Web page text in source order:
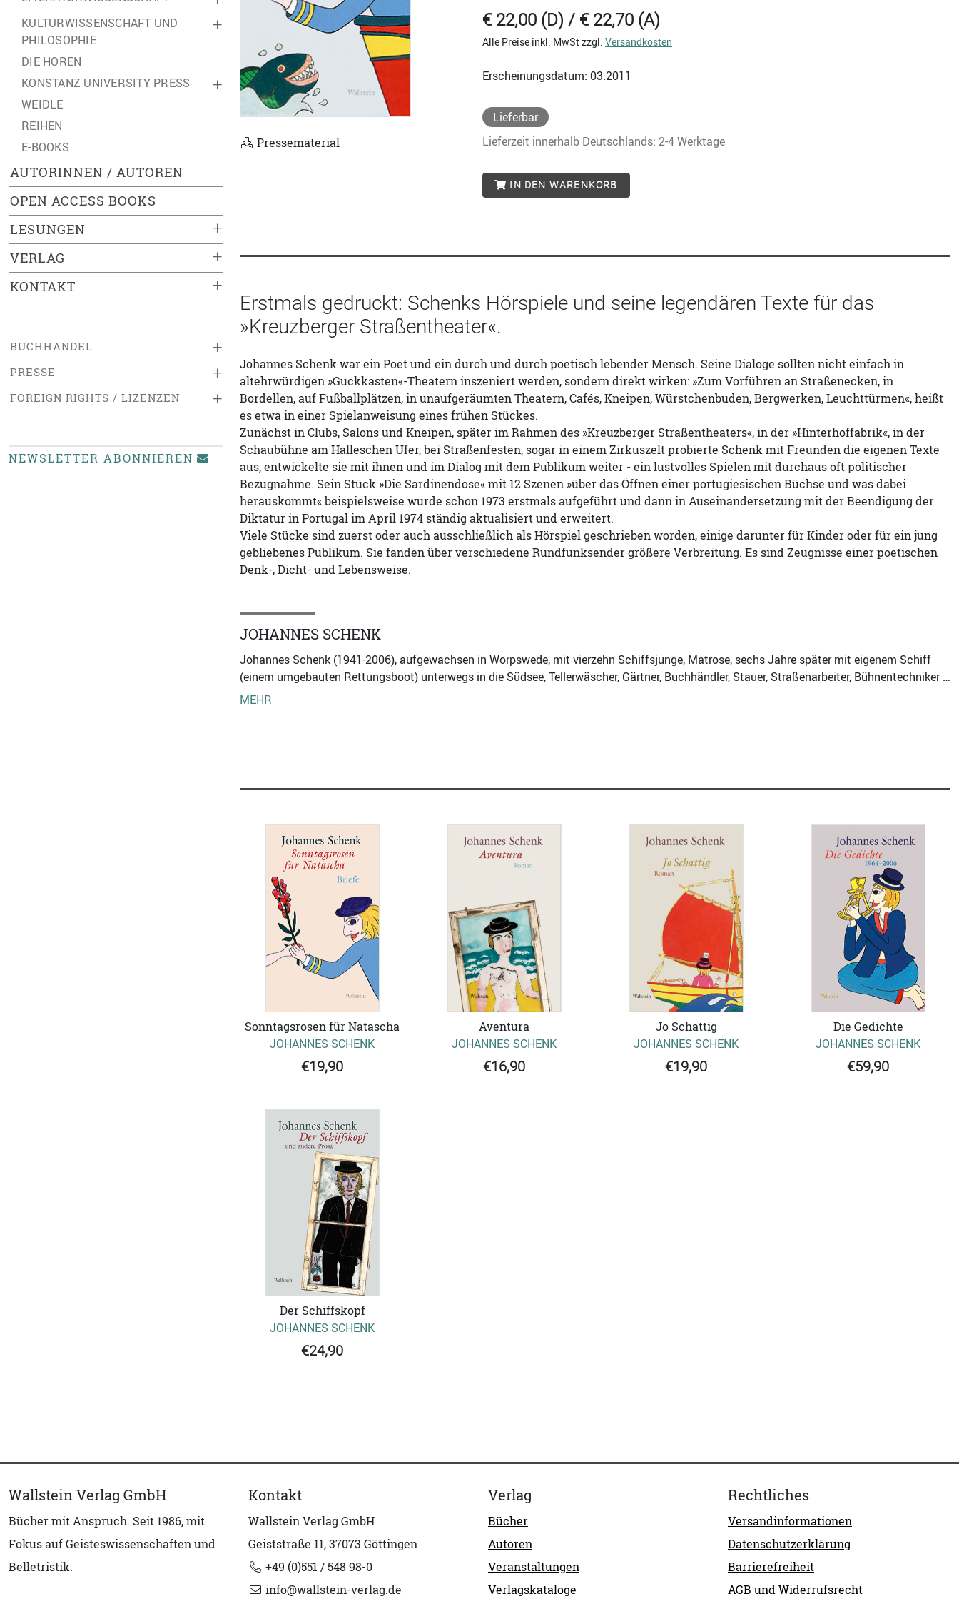
+
KULTURWISSENSCHAFT UND
PHILOSOPHIE
DIE HOREN
+
KONSTANZ UNIVERSITY PRESS
WEIDLE
REIHEN
E-BOOKS
AUTORINNEN / AUTOREN
OPEN ACCESS BOOKS
+
LESUNGEN
+
VERLAG
+
KONTAKT
+
BUCHHANDEL
+
PRESSE
+
FOREIGN RIGHTS / LIZENZEN
NEWSLETTER ABONNIEREN
Pressematerial
€ 22,00 (D) / € 22,70 (A)
Alle Preise inkl. MwSt zzgl. Versandkosten
Erscheinungsdatum: 03.2011
Lieferbar
Lieferzeit innerhalb Deutschlands: 2-4 Werktage
IN DEN WARENKORB
Erstmals gedruckt: Schenks Hörspiele und seine legendären Texte für das
»Kreuzberger Straßentheater«.
Johannes Schenk war ein Poet und ein durch und durch poetisch lebender Mensch. Seine Dialoge sollten nicht einfach in
altehrwürdigen »Guckkasten«-Theatern inszeniert werden, sondern direkt wirken: »Zum Vorführen an Straßenecken, in
Bordellen, auf Fußballplätzen, in unaufgeräumten Theatern, Cafés, Kneipen, Würstchenbuden, Bergwerken, Leuchttürmen«, heißt
es etwa in einer Spielanweisung eines frühen Stückes.
Zunächst in Clubs, Salons und Kneipen, später im Rahmen des »Kreuzberger Straßentheaters«, in der »Hinterhoffabrik«, in der
Schaubühne am Halleschen Ufer, bei Straßenfesten, sogar in einem Zirkuszelt probierte Schenk mit Freunden die eigenen Texte
aus, entwickelte sie mit ihnen und im Dialog mit dem Publikum weiter - ein lustvolles Spielen mit durchaus oft politischer
Bezugnahme. Sein Stück »Die Sardinendose« mit 12 Szenen »über das Öffnen einer portugiesischen Büchse und was dabei
herauskommt« beispielsweise wurde schon 1973 erstmals aufgeführt und dann in Auseinandersetzung mit der Beendigung der
Diktatur in Portugal im April 1974 ständig aktualisiert und erweitert.
Viele Stücke sind zuerst oder auch ausschließlich als Hörspiel geschrieben worden, einige darunter für Kinder oder für ein jung
gebliebenes Publikum. Sie fanden über verschiedene Rundfunksender größere Verbreitung. Es sind Zeugnisse einer poetischen
Denk-, Dicht- und Lebensweise.
JOHANNES SCHENK
Johannes Schenk (1941-2006), aufgewachsen in Worpswede, mit vierzehn Schiffsjunge, Matrose, sechs Jahre später mit eigenem Schiff
(einem umgebauten Rettungsboot) unterwegs in die Südsee, Tellerwäscher, Gärtner, Buchhändler, Stauer, Straßenarbeiter, Bühnentechniker …
MEHR
Sonntagsrosen für Natascha
JOHANNES SCHENK
€19,90
Aventura
JOHANNES SCHENK
€16,90
Jo Schattig
JOHANNES SCHENK
€19,90
Die Gedichte
JOHANNES SCHENK
€59,90
Der Schiffskopf
JOHANNES SCHENK
€24,90
Wallstein Verlag GmbH
Bücher mit Anspruch. Seit 1986, mit
Fokus auf Geisteswissenschaften und
Belletristik.
Kontakt
Wallstein Verlag GmbH
Geiststraße 11, 37073 Göttingen
+49 (0)551 / 548 98-0
info@wallstein-verlag.de
Verlag
Bücher
Autoren
Veranstaltungen
Verlagskataloge
Rechtliches
Versandinformationen
Datenschutzerklärung
Barrierefreiheit
AGB und Widerrufsrecht